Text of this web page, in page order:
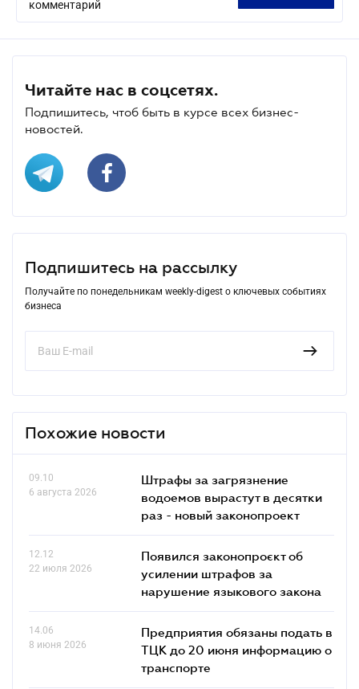
комментарий
Читайте нас в соцсетях.
Подпишитесь, чтоб быть в курсе всех бизнес-
новостей.
Подпишитесь на рассылку
Получайте по понедельникам weekly-digest о ключевых событиях
бизнеса
Похожие новости
09.10
6 августа 2026
Штрафы за загрязнение
водоемов вырастут в десятки
раз - новый законопроект
12.12
22 июля 2026
Появился законопроєкт об
усилении штрафов за
нарушение языкового закона
14.06
8 июня 2026
Предприятия обязаны подать в
ТЦК до 20 июня информацию о
транспорте